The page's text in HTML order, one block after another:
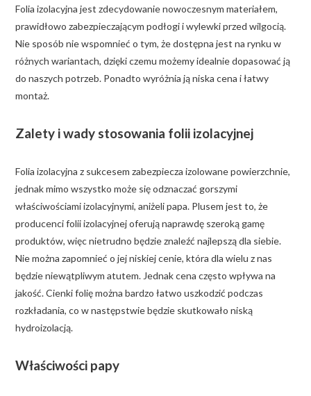
Folia izolacyjna jest zdecydowanie nowoczesnym materiałem,
prawidłowo zabezpieczającym podłogi i wylewki przed wilgocią.
Nie sposób nie wspomnieć o tym, że dostępna jest na rynku w
różnych wariantach, dzięki czemu możemy idealnie dopasować ją
do naszych potrzeb. Ponadto wyróżnia ją niska cena i łatwy
montaż.
Zalety i wady stosowania folii izolacyjnej
Folia izolacyjna z sukcesem zabezpiecza izolowane powierzchnie,
jednak mimo wszystko może się odznaczać gorszymi
właściwościami izolacyjnymi, aniżeli papa. Plusem jest to, że
producenci folii izolacyjnej oferują naprawdę szeroką gamę
produktów, więc nietrudno będzie znaleźć najlepszą dla siebie.
Nie można zapomnieć o jej niskiej cenie, która dla wielu z nas
będzie niewątpliwym atutem. Jednak cena często wpływa na
jakość. Cienki folię można bardzo łatwo uszkodzić podczas
rozkładania, co w następstwie będzie skutkowało niską
hydroizolacją.
Właściwości papy